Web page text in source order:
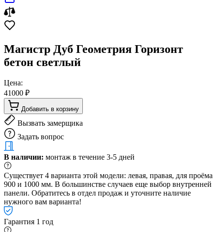
Магистр Дуб Геометрия Горизонт
бетон светлый
Цена:
41000 ₽
Добавить в корзину
Вызвать замерщика
Задать вопрос
В наличии: монтаж в течение 3-5 дней
Существует 4 варианта этой модели: левая, правая, для проёма
900 и 1000 мм. В большинстве случаев еще выбор внутренней
панели. Обратитесь в отдел продаж и уточните наличие
нужного вам варианта!
Гарантия 1 год